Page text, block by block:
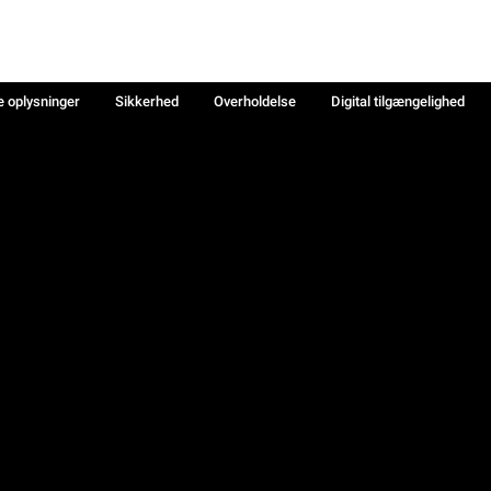
oplysninger Sikkerhed Overholdelse
Digital tilgængelighed